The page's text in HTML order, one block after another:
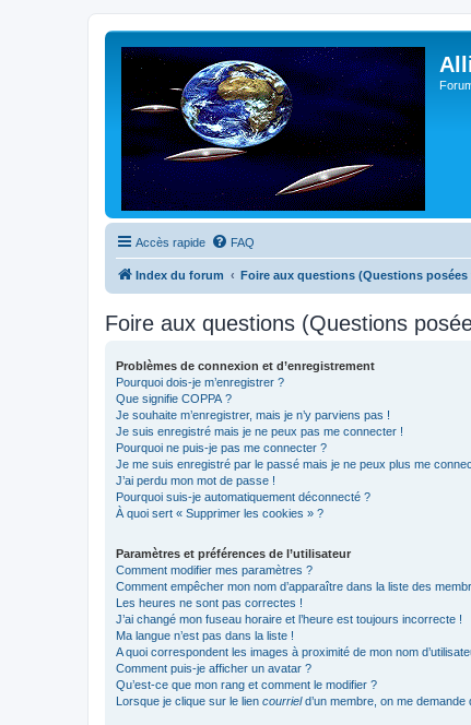
Accès rapide FAQ
Index du forum Foire aux questions (Questions posées
Foire aux questions (Questions
Problèmes de connexion et d’enregistrement
Pourquoi dois-je m’enregistrer ?
Que signifie COPPA ?
Je souhaite m’enregistrer, mais je n’y parviens pas !
Je suis enregistré mais je ne peux pas me connecter !
Pourquoi ne puis-je pas me connecter ?
Je me suis enregistré par le passé mais je ne peux plus me
J’ai perdu mon mot de passe !
Pourquoi suis-je automatiquement déconnecté ?
À quoi sert « Supprimer les cookies » ?
Paramètres et préférences de l’utilisateur
Comment modifier mes paramètres ?
Comment empêcher mon nom d’apparaître dans la liste des
Les heures ne sont pas correctes !
J’ai changé mon fuseau horaire et l’heure est toujours incorrecte !
Ma langue n’est pas dans la liste !
A quoi correspondent les images à proximité de mon nom
Comment puis-je afficher un avatar ?
Qu’est-ce que mon rang et comment le modifier ?
Lorsque je clique sur le lien courrield’un membre, on me